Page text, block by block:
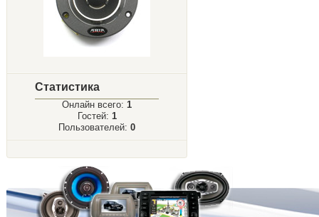
Статистика
Онлайн всего: 1
Гостей: 1
Пользователей: 0